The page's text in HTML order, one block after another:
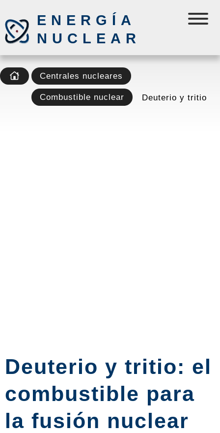
ENERGÍA
NUCLEAR
Centrales nucleares
Combustible nuclear Deuterio y tritio
Deuterio y tritio: el
combustible para
la fusión nuclear